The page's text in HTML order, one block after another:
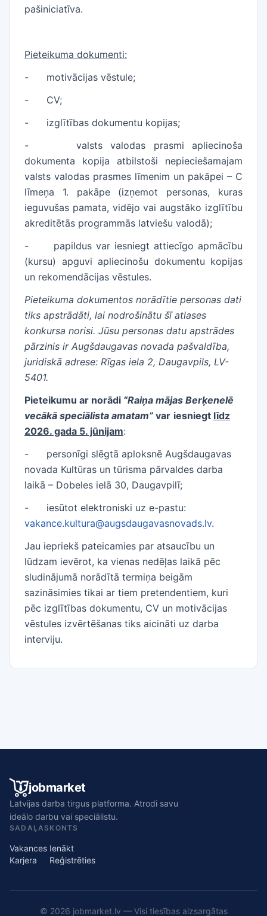
pašiniciatīva.
Pieteikuma dokumenti:
- motivācijas vēstule;
- CV;
- izglītības dokumentu kopijas;
- valsts valodas prasmi apliecinoša
dokumenta kopija atbilstoši nepieciešamajam
valsts valodas prasmes līmenim un pakāpei – C
līmeņa 1. pakāpe (izņemot personas, kuras
ieguvušas pamata, vidējo vai augstāko izglītību
akreditētās programmās latviešu valodā);
- papildus var iesniegt attiecīgo apmācību
(kursu) apguvi apliecinošu dokumentu kopijas
un rekomendācijas vēstules.
Pieteikuma dokumentos norādītie personas dati
tiks apstrādāti, lai nodrošinātu šī atlases
konkursa norisi. Jūsu personas datu apstrādes
pārzinis ir Augšdaugavas novada pašvaldība,
juridiskā adrese: Rīgas iela 2, Daugavpils, LV-
5401.
Pieteikumu ar norādi “Raiņa mājas Berķenelē
vecākā speciālista amatam” var iesniegt līdz
2026. gada 5. jūnijam:
- personīgi slēgtā aploksnē Augšdaugavas
novada Kultūras un tūrisma pārvaldes darba
laikā – Dobeles ielā 30, Daugavpilī;
- iesūtot elektroniski uz e-pastu:
vakance.kultura@augsdaugavasnovads.lv.
Jau iepriekš pateicamies par atsaucību un
lūdzam ievērot, ka vienas nedēļas laikā pēc
sludinājumā norādītā termiņa beigām
sazināsimies tikai ar tiem pretendentiem, kuri
pēc izglītības dokumentu, CV un motivācijas
vēstules izvērtēšanas tiks aicināti uz darba
interviju.
jobmarket
Latvijas darba tirgus platforma. Atrodi savu
ideālo darbu vai speciālistu.
SADAĻAS
Vakances
Karjera
KONTS
Ienākt
Reģistrēties
© 2026 jobmarket.lv — Visi tiesības aizsargātas